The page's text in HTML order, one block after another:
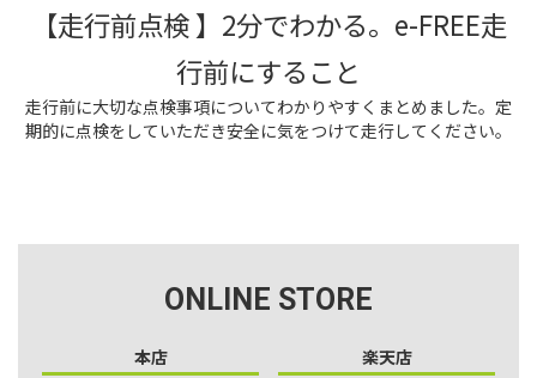
【走行前点検 】2分でわかる。e-FREE走
行前にすること
走行前に大切な点検事項についてわかりやすくまとめました。定
期的に点検をしていただき安全に気をつけて走行してください。
ONLINE STORE
本店 楽天店